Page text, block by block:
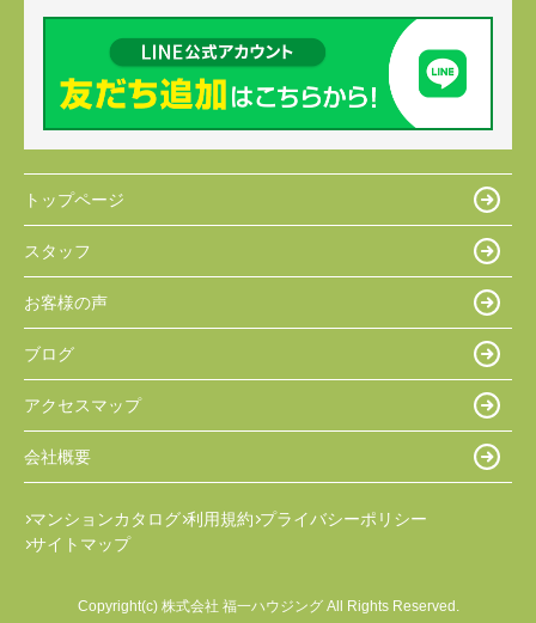
トップページ
スタッフ
お客様の声
ブログ
アクセスマップ
会社概要
マンションカタログ 利用規約 プライバシーポリシー
サイトマップ
Copyright(c) 株式会社 福一ハウジング All Rights Reserved.